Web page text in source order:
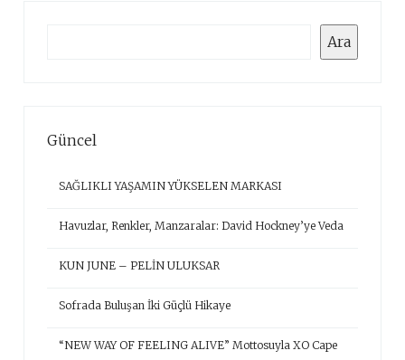
Ara
Güncel
SAĞLIKLI YAŞAMIN YÜKSELEN MARKASI
Havuzlar, Renkler, Manzaralar: David Hockney’ye Veda
KUN JUNE – PELİN ULUKSAR
Sofrada Buluşan İki Güçlü Hikaye
“NEW WAY OF FEELING ALIVE” Mottosuyla XO Cape